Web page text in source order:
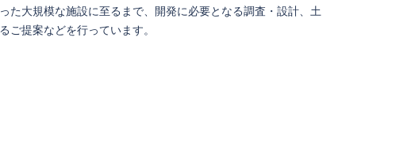
た大規模な施設に至るまで、開発に必要となる調査・設計、土
ご提案などを行っています。